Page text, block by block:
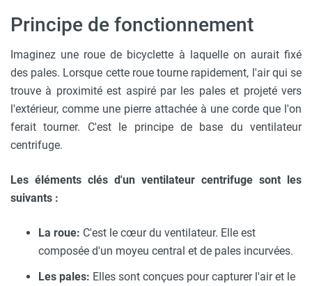
Principe de fonctionnement
Imaginez une roue de bicyclette à laquelle on aurait fixé
des pales. Lorsque cette roue tourne rapidement, l'air qui se
trouve à proximité est aspiré par les pales et projeté vers
l'extérieur, comme une pierre attachée à une corde que l'on
ferait tourner. C'est le principe de base du ventilateur
centrifuge.
Les éléments clés d'un ventilateur centrifuge sont les
suivants :
La roue: C'est le cœur du ventilateur. Elle est
composée d'un moyeu central et de pales incurvées.
Les pales: Elles sont conçues pour capturer l'air et le